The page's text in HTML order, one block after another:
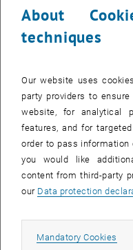
Jannis KÖRNER hat am
methods for the solution of
About
techniques
Our website uses
party providers to
website, for analytical
features, and for
order to pass
you would like
content from third-party
our Data protection
Mandatory Cookies